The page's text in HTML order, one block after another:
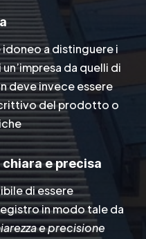
a distinguere i
da quelli di
deve invece essere
del prodotto o
e precisa
di essere
in modo tale da
e precisione